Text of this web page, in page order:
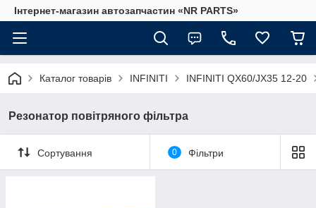
Інтернет-магазин автозапчастин «NR PARTS»
Каталог товарів INFINITI INFINITI QX60/JX35 12-20
Резонатор повітряного фільтра
Сортування 0 Фільтри